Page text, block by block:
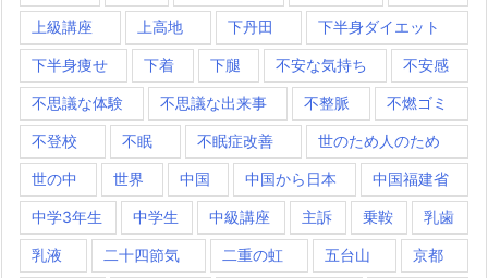
上級講座 上高地 下丹田 下半身ダイエット
下半身痩せ 下着 下腿 不安な気持ち 不安感
不思議な体験 不思議な出来事 不整脈 不燃ゴミ
不登校 不眠 不眠症改善 世のため人のため
世の中 世界 中国 中国から日本 中国福建省
中学3年生 中学生 中級講座 主訴 乗鞍 乳歯
乳液 二十四節気 二重の虹 五台山 京都